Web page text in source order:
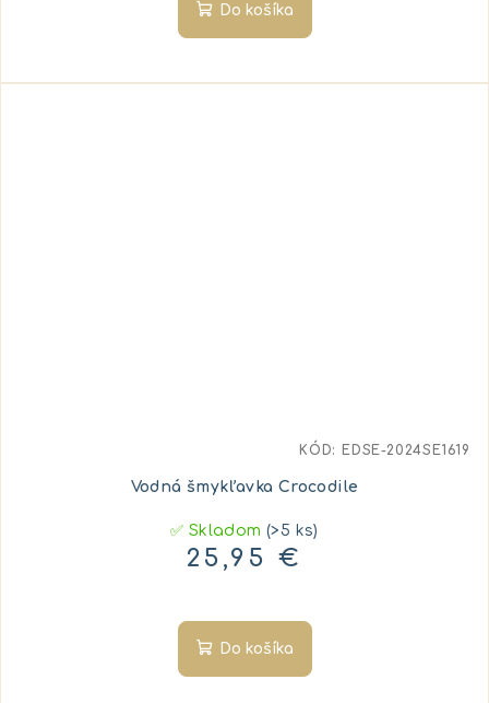
Do košíka
Vodná šmykľavka Crocodile
✅ Skladom(>5 ks)
25,95 €
Do košíka
KÓD: EDSE-2024SE1619